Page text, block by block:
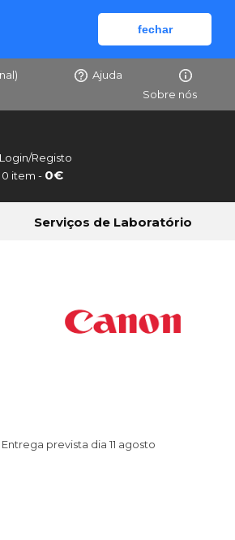
fechar
Ajuda
Sobre nós
Login/Registo
0 item - 0€
Serviços de Laboratório
Entrega prevista dia 11 agosto